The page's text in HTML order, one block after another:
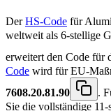
DerHS-Code für
weltweit als 6-stellige
erweitert den Code für
Code wird für EU-
7608.20.81.90
.
Sie die vollständige